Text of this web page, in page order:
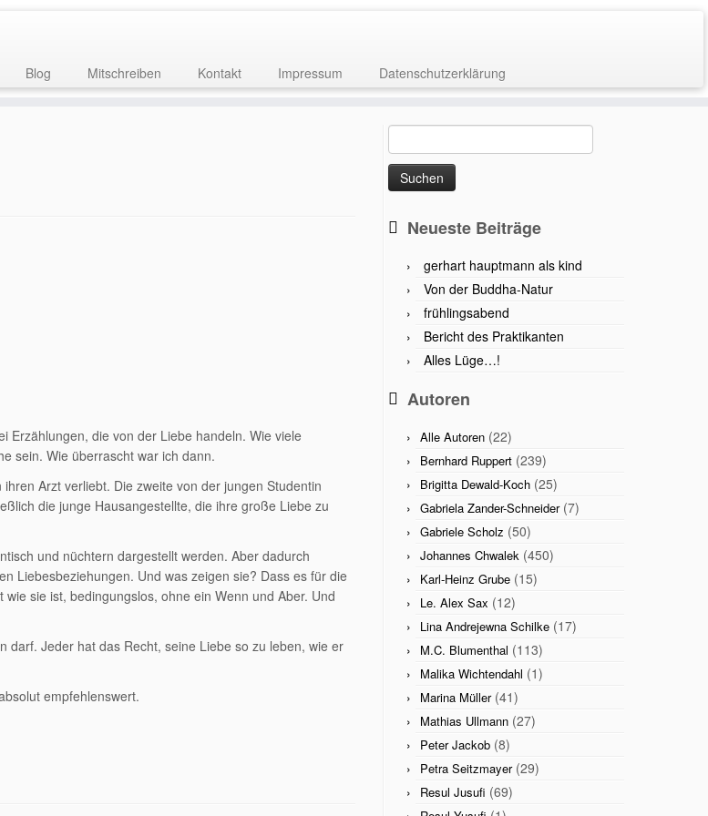
Blog Mitschreiben Kontakt Impressum Datenschutzerklärung
Erzählungen, die von der Liebe handeln. Wie viele
sein. Wie überrascht war ich dann.
Arzt verliebt. Die zweite von der jungen Studentin
die junge Hausangestellte, die ihre große Liebe zu
und nüchtern dargestellt werden. Aber dadurch
Liebesbeziehungen. Und was zeigen sie? Dass es für die
sie ist, bedingungslos, ohne ein Wenn und Aber. Und
darf. Jeder hat das Recht, seine Liebe so zu leben, wie er
empfehlenswert.
nach:
Neueste Beiträge
gerhart hauptmann als kind
Von der Buddha-Natur
frühlingsabend
Bericht des Praktikanten
Alles Lüge…!
Autoren
Alle Autoren (22)
Bernhard Ruppert (239)
Brigitta Dewald-Koch (25)
Gabriela Zander-Schneider(7)
Gabriele Scholz (50)
Johannes Chwalek (450)
Karl-Heinz Grube (15)
Le. Alex Sax (12)
Lina Andrejewna Schilke (17)
M.C. Blumenthal (113)
Malika Wichtendahl (1)
Marina Müller(41)
Mathias Ullmann (27)
Peter Jackob (8)
Petra Seitzmayer(29)
Resul Jusufi (69)